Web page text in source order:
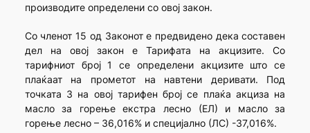
производите определени со овој закон.
Со членот 15 од Законот е предвидено дека составен
дел на овој закон е Тарифата на акцизите. Со
тарифниот број 1 се определени акцизите што се
плаќаат на прометот на навтени деривати. Под
точката 3 на овој тарифен број се плаќа акциза на
масло за горење екстра лесно (ЕЛ) и масло за
горење лесно – 36,016% и специјално (ЛС) -37,016%.